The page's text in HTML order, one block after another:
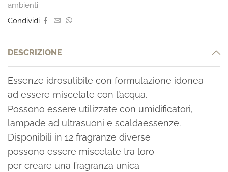
ambienti
Condividi
DESCRIZIONE
Essenze idrosulibile con formulazione idonea
ad essere miscelate con l’acqua.
Possono essere utilizzate con umidificatori,
lampade ad ultrasuoni e scaldaessenze.
Disponibili in 12 fragranze diverse
possono essere miscelate tra loro
per creare una fragranza unica